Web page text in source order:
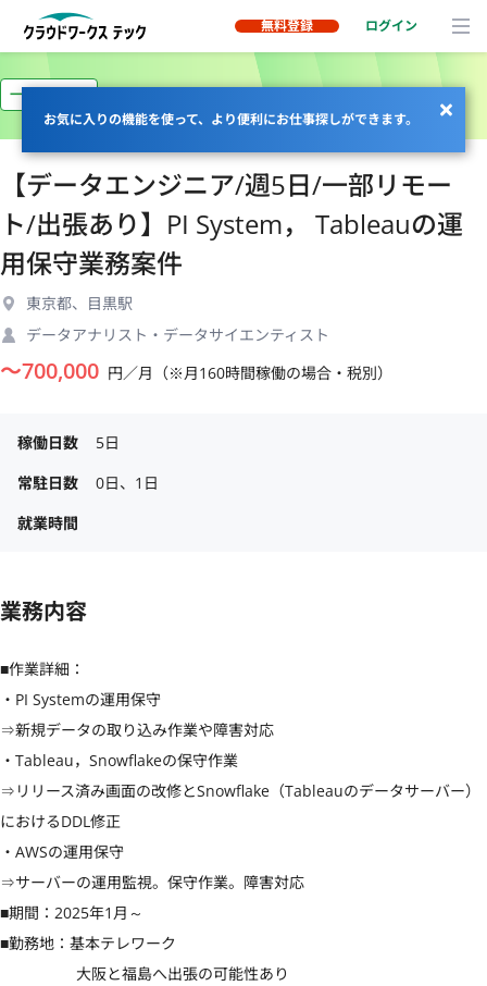
無料登録 ログイン
お気に入りの機能を使って、より便利にお仕事探しができます。
一部リモート
【データエンジニア/週5日/一部リモー
ト/出張あり】PI System， Tableauの運
用保守業務案件
東京都、目黒駅
データアナリスト・データサイエンティスト
〜700,000 円／月（※月160時間稼働の場合・税別）
稼働日数
5日
常駐日数
0日、1日
就業時間
業務内容
■作業詳細：
・PI Systemの運用保守
⇒新規データの取り込み作業や障害対応
・Tableau，Snowflakeの保守作業
⇒リリース済み画面の改修とSnowflake（Tableauのデータサーバー）
におけるDDL修正
・AWSの運用保守
⇒サーバーの運用監視。保守作業。障害対応
■期間：2025年1月～
■勤務地：基本テレワーク
大阪と福島へ出張の可能性あり